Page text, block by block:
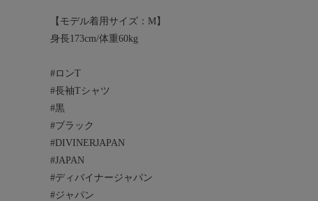
【モデル着用サイズ：M】
身長173cm/体重60kg
#ロンT
#長袖Tシャツ
#黒
#ブラック
#DIVINERJAPAN
#JAPAN
#ディバイナージャパン
#ジャパン